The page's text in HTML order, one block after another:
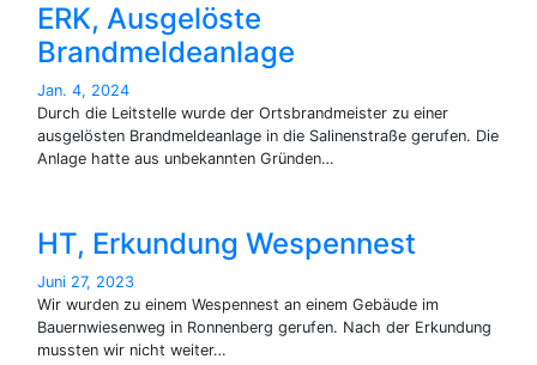
ERK, Ausgelöste
Brandmeldeanlage
Jan. 4, 2024
Durch die Leitstelle wurde der Ortsbrandmeister zu einer
ausgelösten Brandmeldeanlage in die Salinenstraße gerufen. Die
Anlage hatte aus unbekannten Gründen…
HT, Erkundung Wespennest
Juni 27, 2023
Wir wurden zu einem Wespennest an einem Gebäude im
Bauernwiesenweg in Ronnenberg gerufen. Nach der Erkundung
mussten wir nicht weiter…